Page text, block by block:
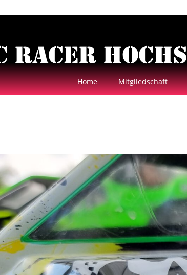
Home Mitgliedschaft